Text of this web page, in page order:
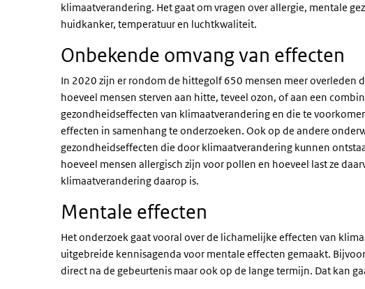
klimaatverandering. Het gaat om vragen over allergie, mentale
huidkanker, temperatuur en luchtkwaliteit.
Onbekende omvang van effecten
In 2020 zijn er rondom de hittegolf 650 mensen meer overleden
hoeveel mensen sterven aan hitte, teveel ozon, of aan een
gezondheidseffecten van klimaatverandering en die te
effecten in samenhang te onderzoeken. Ook op de andere
gezondheidseffecten die door klimaatverandering kunnen
hoeveel mensen allergisch zijn voor pollen en hoeveel last ze
klimaatverandering daarop is.
Mentale effecten
Het onderzoek gaat vooral over de lichamelijke effecten van
uitgebreide kennisagenda voor mentale effecten gemaakt.
direct na de gebeurtenis maar ook op de lange termijn. Dat kan